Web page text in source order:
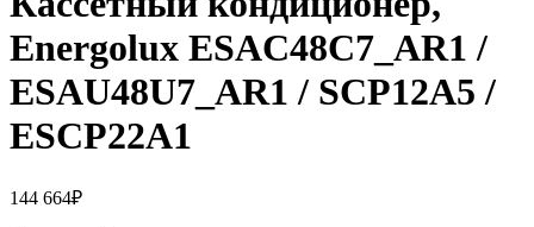
Energolux ESAC48C7_AR1 /
ESAU48U7_AR1 / SCP12A5 /
ESCP22A1
144 664₽